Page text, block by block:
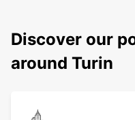
Discover our
around Turin